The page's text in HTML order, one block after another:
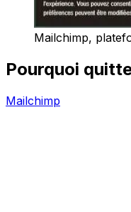
Mailchimp,
Pourquoi
Mailchimp